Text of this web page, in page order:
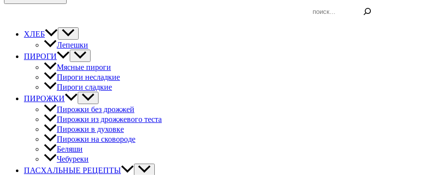
ХЛЕБ
Лепешки
ПИРОГИ
Мясные пироги
Пироги несладкие
Пироги сладкие
ПИРОЖКИ
Пирожки без дрожжей
Пирожки из дрожжевого теста
Пирожки в духовке
Пирожки на сковороде
Беляши
Чебуреки
ПАСХАЛЬНЫЕ РЕЦЕПТЫ